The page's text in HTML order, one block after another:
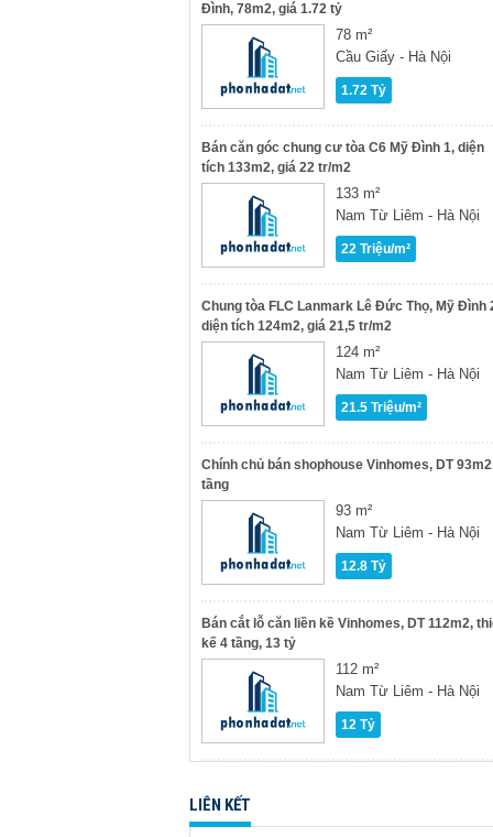
Đình, 78m2, giá 1.72 tỷ
78 m²
Cầu Giấy - Hà Nội
1.72 Tỷ
Bán căn góc chung cư tòa C6 Mỹ Đình 1, diện
tích 133m2, giá 22 tr/m2
133 m²
Nam Từ Liêm - Hà Nội
22 Triệu/m²
Chung tòa FLC Lanmark Lê Đức Thọ, Mỹ Đình
diện tích 124m2, giá 21,5 tr/m2
124 m²
Nam Từ Liêm - Hà Nội
21.5 Triệu/m²
Chính chủ bán shophouse Vinhomes, DT
tầng
93 m²
Nam Từ Liêm - Hà Nội
12.8 Tỷ
Bán cắt lỗ căn liền kề Vinhomes, DT 112m2,
kế 4 tầng, 13 tỷ
112 m²
Nam Từ Liêm - Hà Nội
12 Tỷ
LIÊN KẾT